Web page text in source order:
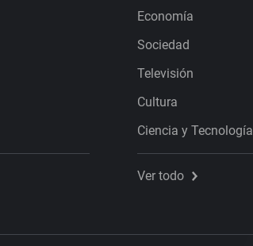
Economía
Sociedad
Televisión
Cultura
Ciencia y Tecnología
Ver todo